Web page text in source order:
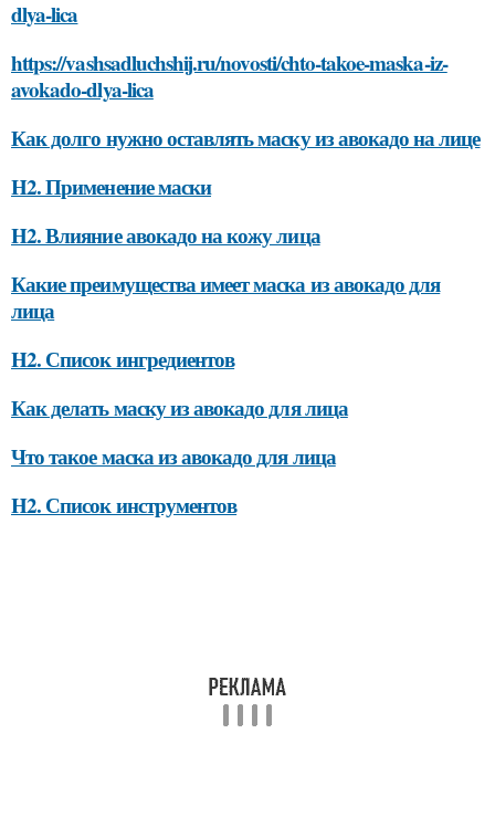
dlya-lica
https://vashsadluchshij.ru/novosti/chto-takoe-maska-iz-
avokado-dlya-lica
Как долго нужно оставлять маску из авокадо на лице
H2. Применение маски
H2. Влияние авокадо на кожу лица
Какие преимущества имеет маска из авокадо для
лица
H2. Список ингредиентов
Как делать маску из авокадо для лица
Что такое маска из авокадо для лица
H2. Список инструментов